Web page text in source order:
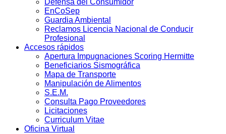
Defensa del Consumidor
EnCoSep
Guardia Ambiental
Reclamos Licencia Nacional de Conducir
Profesional
Accesos rápidos
Apertura Impugnaciones Scoring Hermitte
Beneficiarios Sismográfica
Mapa de Transporte
Manipulación de Alimentos
S.E.M.
Consulta Pago Proveedores
Licitaciones
Curriculum Vitae
Oficina Virtual